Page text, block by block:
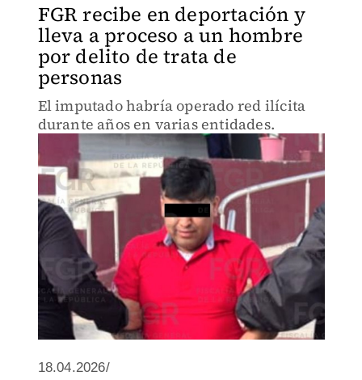
FGR recibe en deportación y
lleva a proceso a un hombre
por delito de trata de
personas
El imputado habría operado red ilícita
durante años en varias entidades.
18.04.2026/